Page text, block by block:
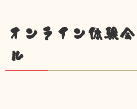
オンライン体験
ル